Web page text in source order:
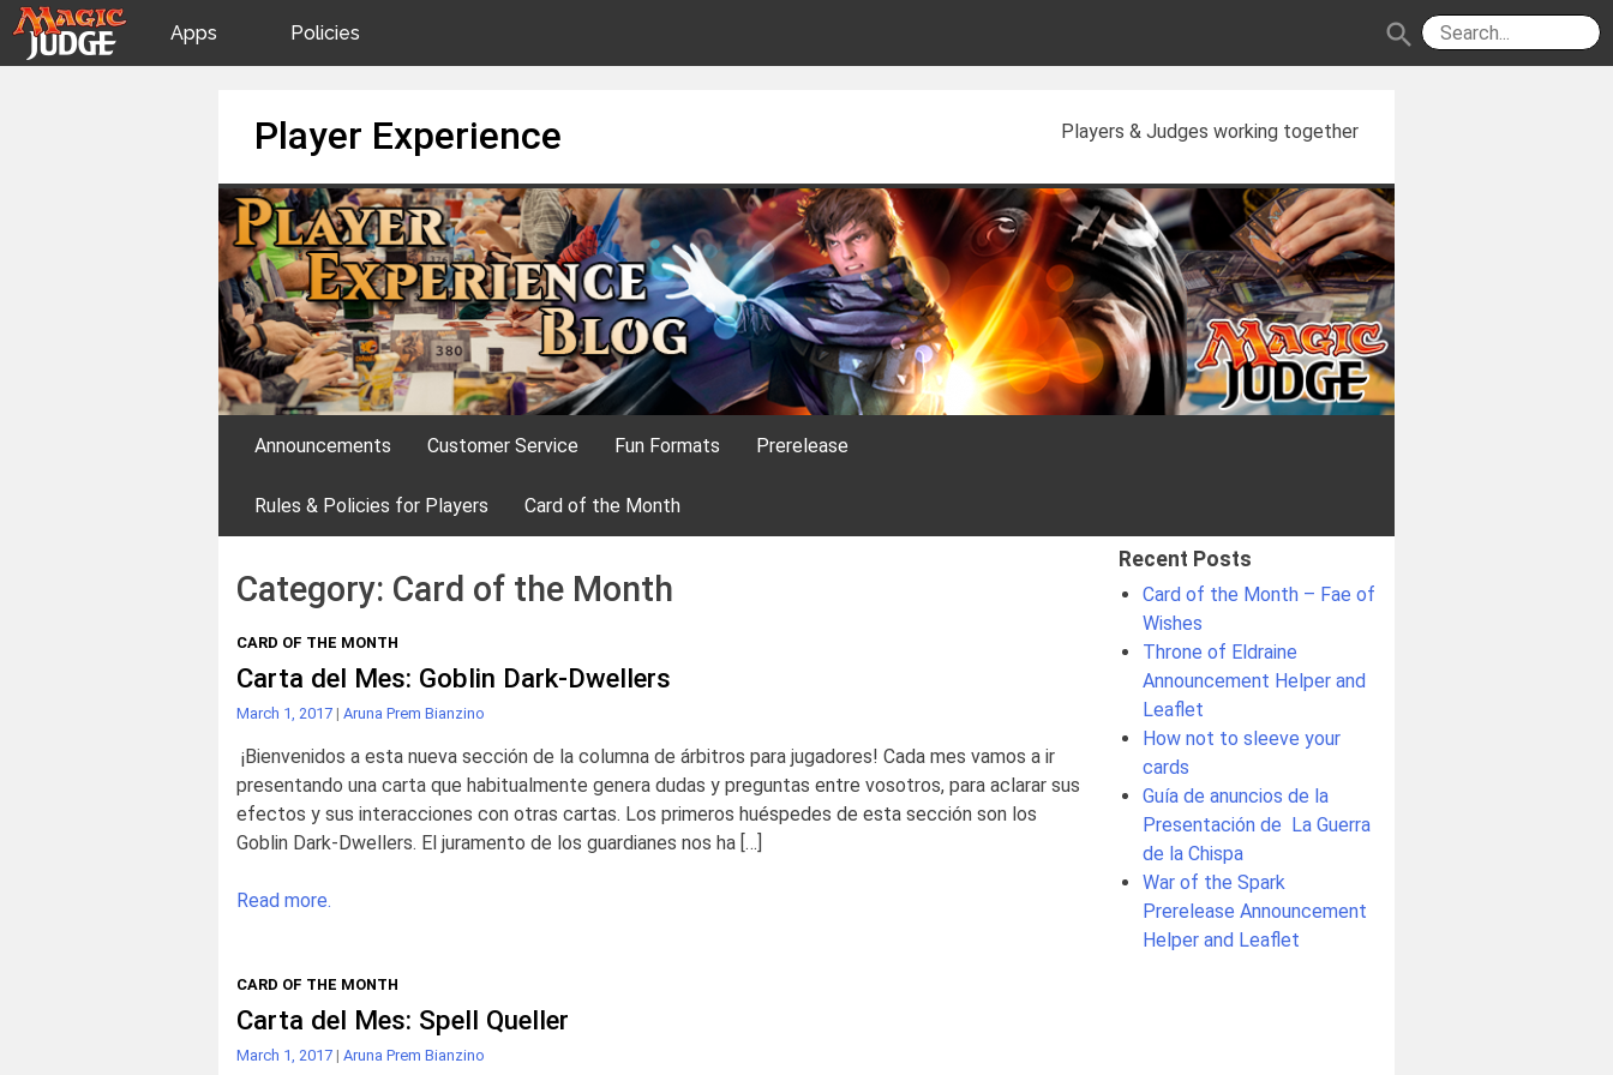
Apps
Judges
Policies
JAR
search
Player Experience Players & Judges working together
Announcements Customer Service Fun Formats Prerelease
Rules & Policies for Players Card of the Month
Category: Card of the Month
CARD OF THE MONTH
Carta del Mes: Goblin Dark-Dwellers
March 1, 2017 | Aruna Prem Bianzino
¡Bienvenidos a esta nueva sección de la columna de árbitros para jugadores! Cada mes vamos a ir
presentando una carta que habitualmente genera dudas y preguntas entre vosotros, para aclarar sus
efectos y sus interacciones con otras cartas. Los primeros huéspedes de esta sección son los
Goblin Dark-Dwellers. El juramento de los guardianes nos ha […]
Read more.
CARD OF THE MONTH
Carta del Mes: Spell Queller
March 1, 2017 | Aruna Prem Bianzino
Recent Posts
Card of the Month – Fae of
Wishes
Throne of Eldraine
Announcement Helper and
Leaflet
How not to sleeve your
cards
Guía de anuncios de la
Presentación de ​ La Guerra
de la Chispa
War of the Spark
Prerelease Announcement
Helper and Leaflet